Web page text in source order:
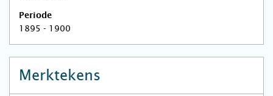
Periode
1895 - 1900
Merktekens